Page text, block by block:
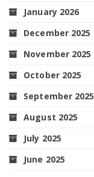
January 2026
December 2025
November 2025
October 2025
September 2025
August 2025
July 2025
June 2025